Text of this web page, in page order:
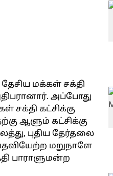
மக்கள் சக்தி
அப்போது
சக்தி கட்சிக்கு
ஆளும் கட்சிக்கு
புதிய தேர்தலை
மறுநாளே
பாராளுமன்ற